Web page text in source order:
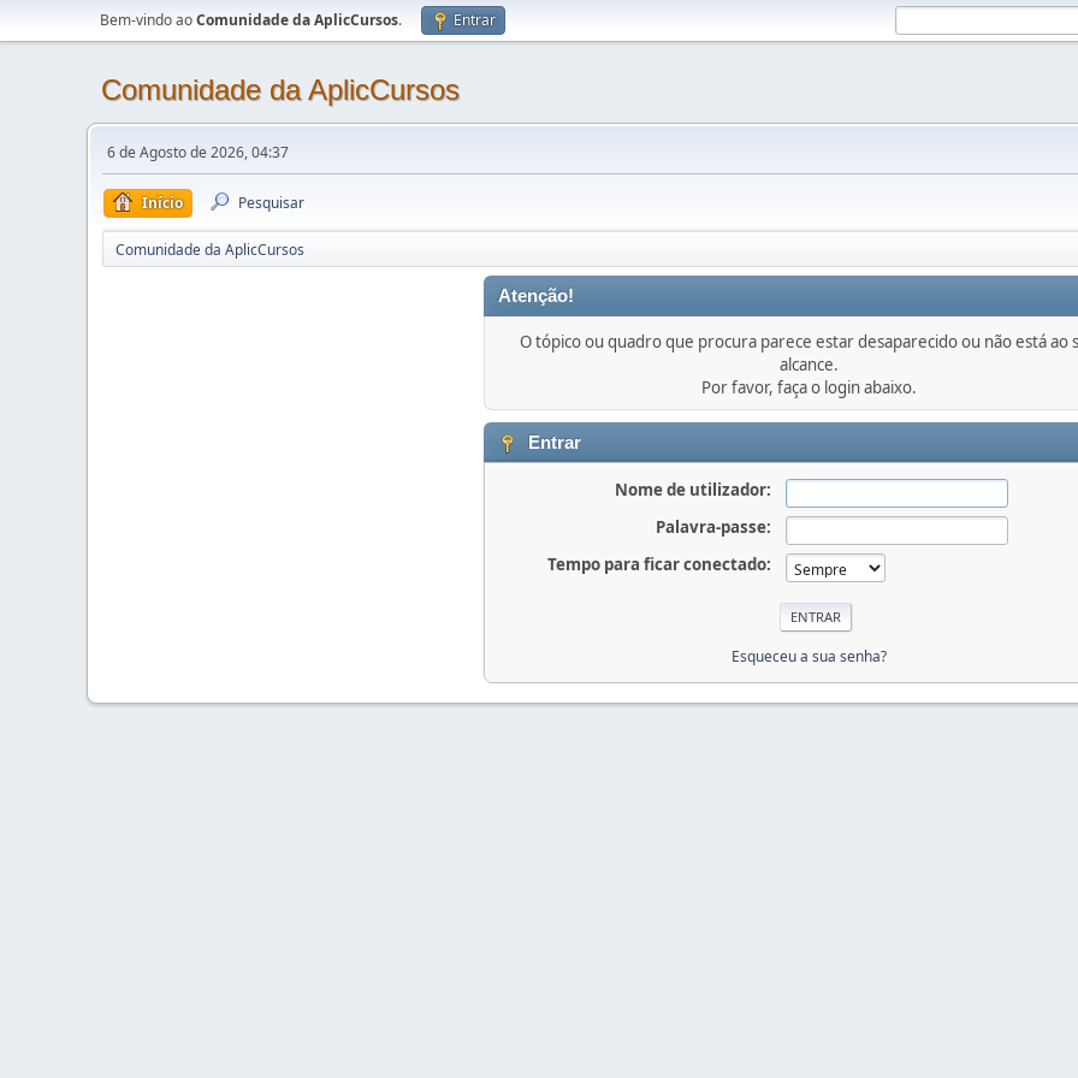
Bem-vindo aoComunidade da AplicCursos. Entrar
Comunidade da AplicCursos
6 de Agosto de 2026, 04:37
Início Pesquisar
Comunidade da AplicCursos
Atenção!
O tópico ou quadro que procura parece estar desaparecido ou não está ao
alcance.
Por favor, faça o login abaixo.
Entrar
Nome de utilizador:
Palavra-passe:
Tempo para ficar conectado:
Esqueceu a sua senha?